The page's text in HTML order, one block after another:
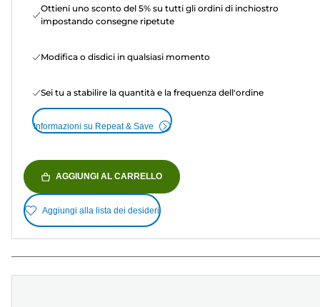
Ottieni uno sconto del 5% su tutti gli ordini di inchiostro
impostando consegne ripetute
Modifica o disdici in qualsiasi momento
Sei tu a stabilire la quantità e la frequenza dell'ordine
Informazioni su Repeat & Save
AGGIUNGI AL CARRELLO
Aggiungi alla lista dei desideri